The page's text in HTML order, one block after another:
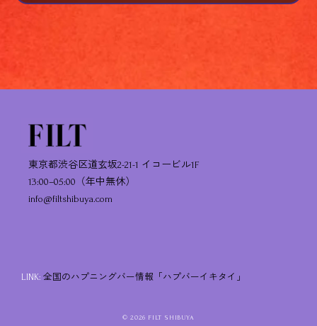
東京都渋谷区道玄坂2-21-1 イコービル1F
13:00–05:00（年中無休）
info@filtshibuya.com
LINK: 全国のハプニングバー情報「ハプバーイキタイ」
© 2026 FILT SHIBUYA